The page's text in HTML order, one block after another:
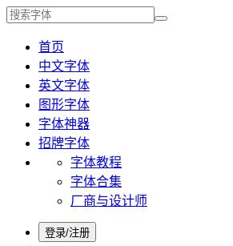
首页
中文字体
英文字体
图形字体
字体神器
招牌字体
字体教程
字体合集
厂商与设计师
登录/注册